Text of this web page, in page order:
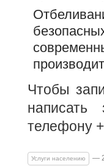
Чтобы
телефону
Услуги населению —